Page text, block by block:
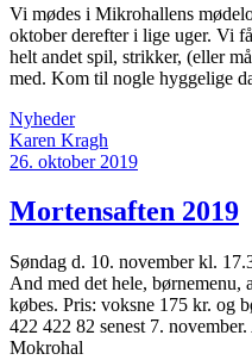
Vi mødes i Mikrohallens
oktober derefter i lige uger. Vi
helt andet spil, strikker, (eller
med. Kom til nogle hyggelige
Nyheder
Karen Kragh
26. oktober 2019
Mortensaften 2019
Søndag d. 10. november kl.
And med det hele,
købes. Pris: voksne 175 kr. og
422 422 82 senest 7.
Mokrohal